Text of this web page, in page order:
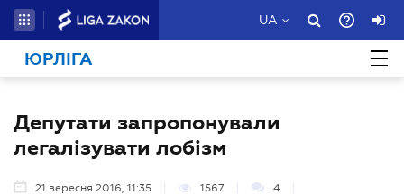
UA
ЮРЛІГА
Депутати запропонували
легалізувати лобізм
21 вересня 2016, 11:35 1567 4